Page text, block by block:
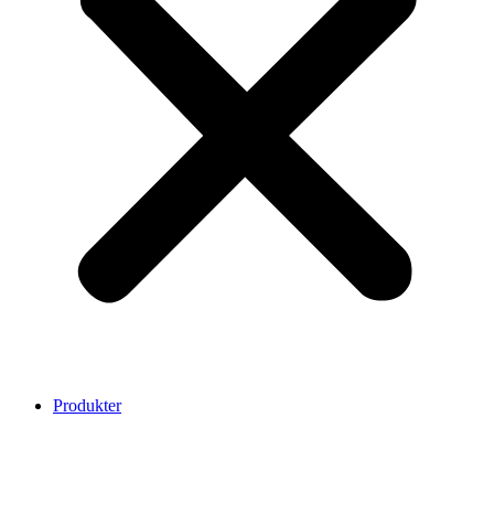
Produkter